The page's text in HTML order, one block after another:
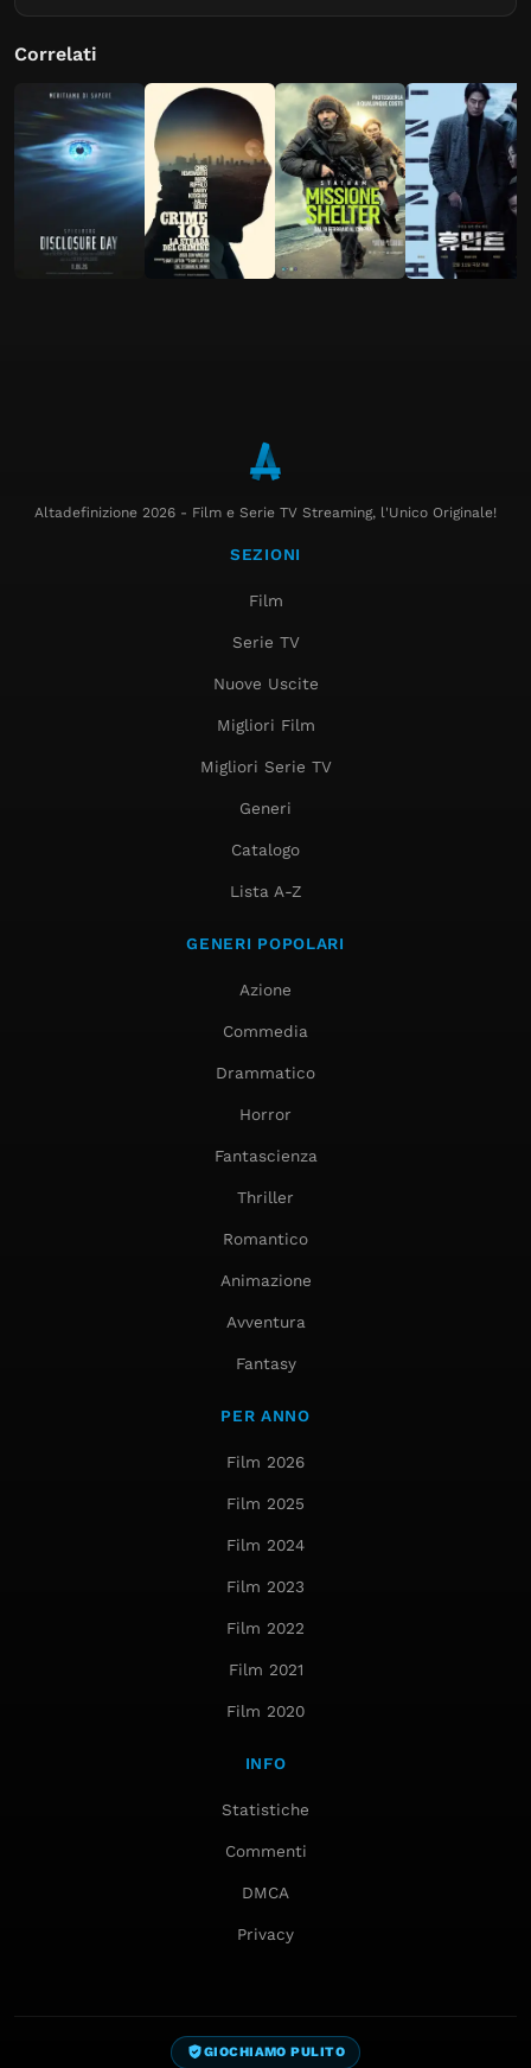
Correlati
Altadefinizione 2026 - Film e Serie TV Streaming, l'Unico Originale!
SEZIONI
Film
Serie TV
Nuove Uscite
Migliori Film
Migliori Serie TV
Generi
Catalogo
Lista A-Z
GENERI POPOLARI
Azione
Commedia
Drammatico
Horror
Fantascienza
Thriller
Romantico
Animazione
Avventura
Fantasy
PER ANNO
Film 2026
Film 2025
Film 2024
Film 2023
Film 2022
Film 2021
Film 2020
INFO
Statistiche
Commenti
DMCA
Privacy
GIOCHIAMO PULITO